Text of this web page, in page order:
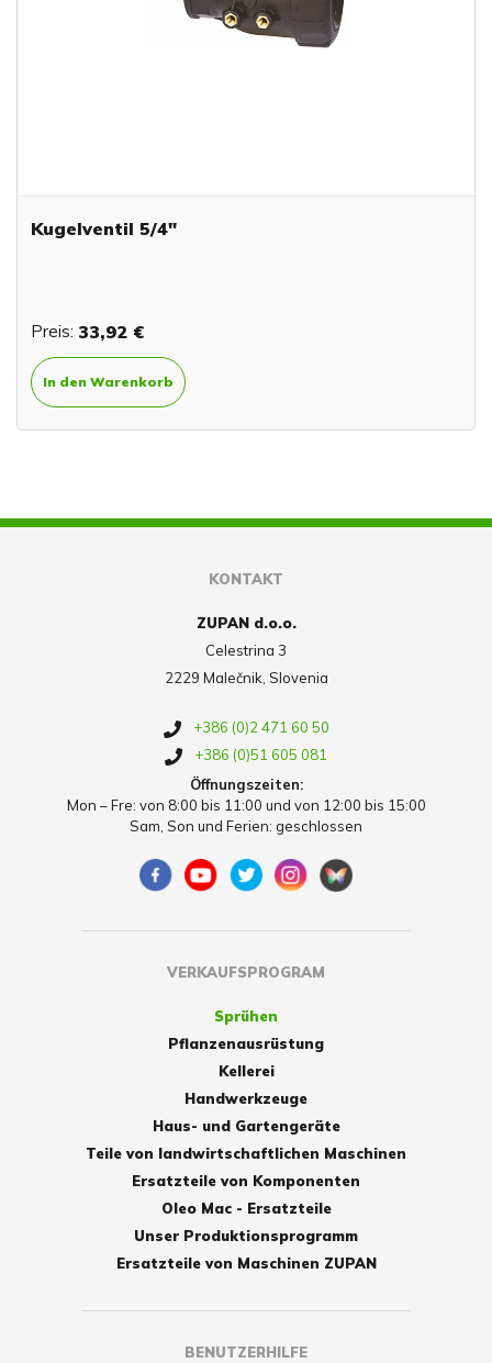
Kugelventil 5/4"
Preis: 33,92 €
In den Warenkorb
KONTAKT
ZUPAN d.o.o.
Celestrina 3
2229 Malečnik, Slovenia
+386 (0)2 471 60 50
+386 (0)51 605 081
Öffnungszeiten:
Mon – Fre: von 8:00 bis 11:00 und von 12:00 bis 15:00
Sam, Son und Ferien: geschlossen
VERKAUFSPROGRAM
Sprühen
Pflanzenausrüstung
Kellerei
Handwerkzeuge
Haus- und Gartengeräte
Teile von landwirtschaftlichen Maschinen
Ersatzteile von Komponenten
Oleo Mac - Ersatzteile
Unser Produktionsprogramm
Ersatzteile von Maschinen ZUPAN
BENUTZERHILFE